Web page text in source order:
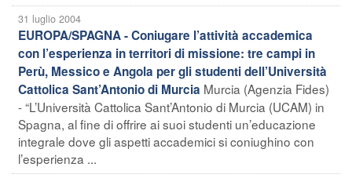
31 luglio 2004
EUROPA/SPAGNA - Coniugare l’attività accademica
con l’esperienza in territori di missione: tre campi in
Perù, Messico e Angola per gli studenti dell’Università
Cattolica Sant’Antonio di Murcia Murcia (Agenzia Fides)
- “L’Università Cattolica Sant’Antonio di Murcia (UCAM) in
Spagna, al fine di offrire ai suoi studenti un’educazione
integrale dove gli aspetti accademici si coniughino con
l’esperienza ...